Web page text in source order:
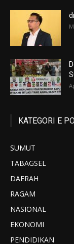
KATEGORI E
SUMUT
TABAGSEL
DAERAH
RAGAM
NASIONAL
EKONOMI
PENDIDIKAN